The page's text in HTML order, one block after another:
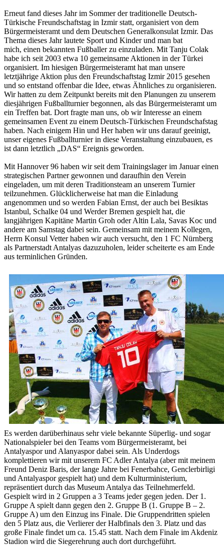
Erneut fand dieses Jahr im Sommer der traditionelle Deutsch-
Türkische Freundschaftstag in Izmir statt, organisiert von dem
Bürgermeisteramt und dem Deutschen Generalkonsulat Izmir. Das
Thema dieses Jahr lautete Sport und Kinder und man bat
mich, einen bekannten Fußballer zu einzuladen. Mit Tanju Colak
habe ich seit 2003 etwa 10 gemeinsame Aktionen in der Türkei
organisiert. Im hiesigen Bürgermeisteramt hat man unsere
letztjährige Aktion plus den Freundschaftstag Izmir 2015 gesehen
und so entstand offenbar die Idee, etwas Ähnliches zu organisieren.
Wir hatten zu dem Zeitpunkt bereits mit den Planungen zu unserem
diesjährigen Fußballturnier begonnen, als das Bürgermeisteramt um
ein Treffen bat. Dort fragte man uns, ob wir Interesse an einem
gemeinsamen Event zu einem Deutsch-Türkischen Freundschafstag
haben. Nach einigem Hin und Her haben wir uns darauf geeinigt,
unser eigenes Fußballturnier in diese Veranstaltung einzubauen, es
ist dann letztlich „DAS“ Ereignis geworden.
Mit Hannover 96 haben wir seit dem Trainingslager im Januar einen
strategischen Partner gewonnen und daraufhin den Verein
eingeladen, um mit deren Traditionsteam an unserem Turnier
teilzunehmen. Glücklicherweise hat man die Einladung
angenommen und so werden Fabian Ernst, der auch bei Besiktas
Istanbul, Schalke 04 und Werder Bremen gespielt hat, die
langjährigen Kapitäne Martin Groh oder Altin Lala, Savas Koc und
andere am Samstag dabei sein. Gemeinsam mit meinem Kollegen,
Herrn Konsul Vetter haben wir auch versucht, den 1 FC Nürnberg
als Partnerstadt Antalyas dazuzuholen, leider scheiterte es am Ende
aus terminlichen Gründen.
Es werden darüberhinaus sehr viele bekannte Süperlig- und sogar
Nationalspieler bei den Teams vom Bürgermeisteramt, bei
Antalyaspor und Alanyaspor dabei sein. Als Underdogs
komplettieren wir mit unserem FC Adler Antalya (aber mit meinem
Freund Deniz Baris, der lange Jahre bei Fenerbahce, Genclerbirligi
und Antalyaspor gespielt hat) und dem Kulturministerium,
repräsentiert durch das Museum Antalya das Teilnehmerfeld.
Gespielt wird in 2 Gruppen a 3 Teams jeder gegen jeden. Der 1.
Gruppe A spielt dann gegen den 2. Gruppe B (1. Gruppe B – 2.
Gruppe A) um den Einzug ins Finale. Die Gruppendritten spielen
den 5 Platz aus, die Verlierer der Halbfinals den 3. Platz und das
große Finale findet um ca. 15.45 statt. Nach dem Finale im Akdeniz
Stadion wird die Siegerehrung auch dort durchgeführt.